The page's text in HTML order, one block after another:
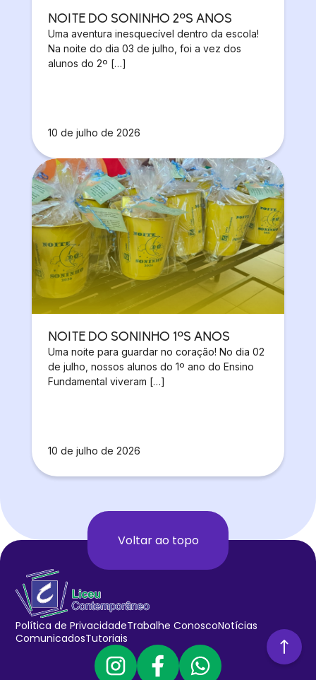
NOITE DO SONINHO 2ºS ANOS
Uma aventura inesquecível dentro da escola!
Na noite do dia 03 de julho, foi a vez dos
alunos do 2º […]
10 de julho de 2026
NOITE DO SONINHO 1ºS ANOS
Uma noite para guardar no coração! No dia 02
de julho, nossos alunos do 1º ano do Ensino
Fundamental viveram […]
10 de julho de 2026
Voltar ao topo
Política de PrivacidadeTrabalhe ConoscoNotícias
ComunicadosTutoriais